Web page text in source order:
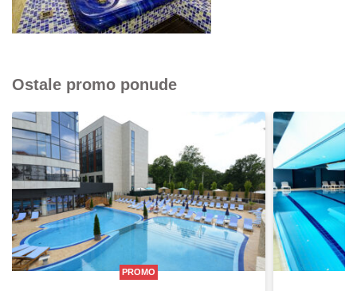
Ostale promo ponude
PROMO